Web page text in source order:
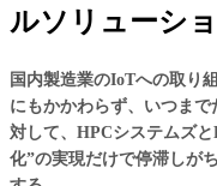
ルソリューシ
国内製造業のIoTへの取り
にもかかわらず、いつま
対して、HPCシステムズ
化”の実現だけで停滞しが